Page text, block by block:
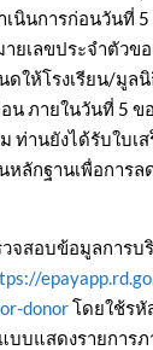
เนินการก่อนวันที่
ยเลขประจำตัวข
ดให้โรงเรียน/มูล
น ภายในวันที่ 5 ข
ท่านยังได้รับใบเ
หลักฐานเพื่อการ
จสอบข้อมูลการบ
donorโดยใช้รหั
บบแสดงรายการภ